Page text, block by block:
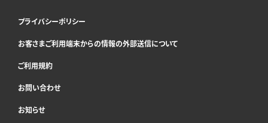
プライバシーポリシー
お客さまご利用端末からの情報の外部送信について
ご利用規約
お問い合わせ
お知らせ